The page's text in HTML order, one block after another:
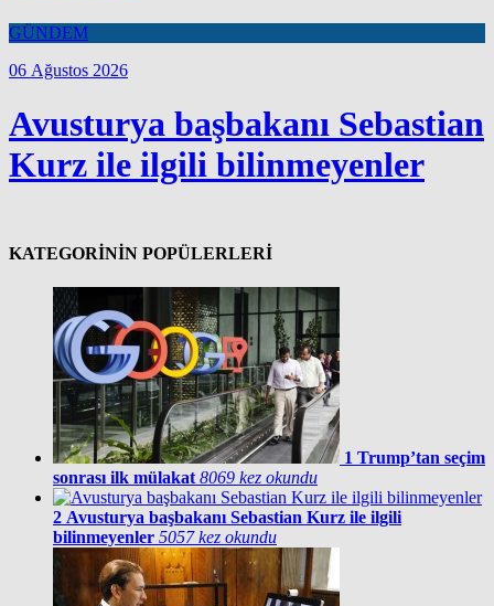
GÜNDEM
06 Ağustos 2026
Avusturya başbakanı Sebastian
Kurz ile ilgili bilinmeyenler
KATEGORİNİN POPÜLERLERİ
1 Trump’tan seçim
sonrası ilk mülakat 8069 kez okundu
2 Avusturya başbakanı Sebastian Kurz ile ilgili
bilinmeyenler 5057 kez okundu